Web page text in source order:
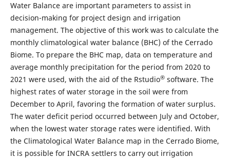
Water Balance are important parameters to assist in
decision-making for project design and irrigation
management. The objective of this work was to calculate the
monthly climatological water balance (BHC) of the Cerrado
Biome. To prepare the BHC map, data on temperature and
average monthly precipitation for the period from 2020 to
2021 were used, with the aid of the Rstudio®software. The
highest rates of water storage in the soil were from
December to April, favoring the formation of water surplus.
The water deficit period occurred between July and October,
when the lowest water storage rates were identified. With
the Climatological Water Balance map in the Cerrado Biome,
it is possible for INCRA settlers to carry out irrigation